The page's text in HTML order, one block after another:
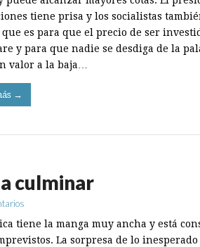
tiene prisa y los socialistas
es para que el precio de ser
y para que nadie se desdiga de la
valor a la baja…
→
culminar
tiene la manga muy ancha y está
La sorpresa de lo inesperado